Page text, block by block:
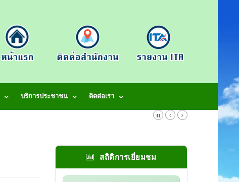
บริการประชาชน ติดต่อเรา
สถิติการเยี่ยมชม